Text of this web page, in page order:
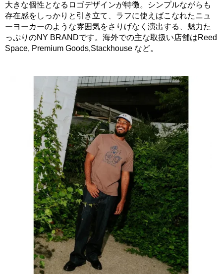
大きな個性となるロゴデザインが特徴。シンプルながらも
存在感をしっかりと引き立て、ラフに使えばこなれたニュ
ーヨーカーのような雰囲気をさりげなく演出する、魅力た
っぷりのNY BRANDです。海外での主な取扱い店舗はReed
Space, Premium Goods,Stackhouse など。